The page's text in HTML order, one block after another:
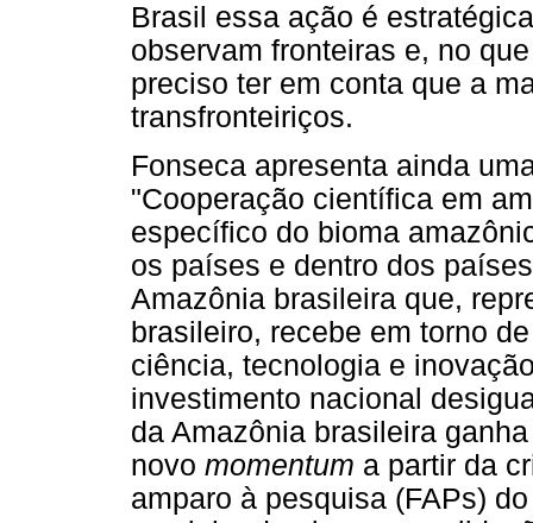
Brasil essa ação é
observam fronteiras e, no
preciso ter em conta que a
transfronteiriços.
Fonseca apresenta ainda
"Cooperação científica em
específico do bioma
os países e dentro dos
Amazônia brasileira que,
brasileiro, recebe em torno
ciência, tecnologia e
investimento nacional
da Amazônia brasileira
novo momentum a partir da
amparo à pesquisa (FAPs)